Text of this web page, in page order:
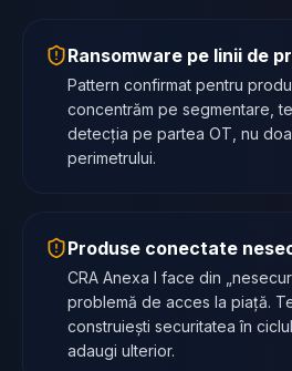
Ransomware pe linii de
Pattern confirmat pentru
concentrăm pe segmentare,
detecția pe partea OT, nu
perimetrului.
Produse conectate
CRA Anexa I face din
problemă de acces la piață.
construiești securitatea în
adaugi ulterior.